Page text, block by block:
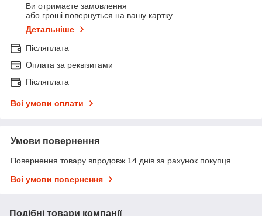
Ви отримаєте замовлення
або гроші повернуться на вашу картку
Детальніше
Післяплата
Оплата за реквізитами
Післяплата
Всі умови оплати
Умови повернення
Повернення товару впродовж 14 днів за рахунок покупця
Всі умови повернення
Подібні товари компанії